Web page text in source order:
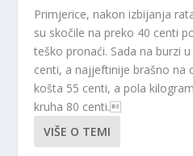
Primjerice, nakon izbijanja
su skočile na preko 40 centi
teško pronaći. Sada na burzi
centi, a najjeftinije brašno na
košta 55 centi, a pola
kruha 80 centi.
VIŠE O TEMI